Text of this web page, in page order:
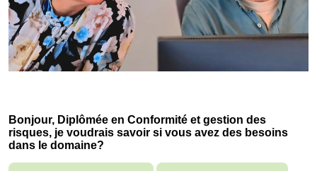
Bonjour, Diplômée en Conformité et gestion des
risques, je voudrais savoir si vous avez des besoins
dans le domaine?